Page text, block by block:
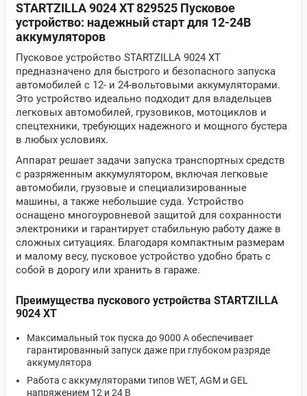
STARTZILLA 9024 XT 829525 Пусковое
устройство: надежный старт для 12-24В
аккумуляторов
Пусковое устройство STARTZILLA 9024 XT
предназначено для быстрого и безопасного запуска
автомобилей с 12- и 24-вольтовыми аккумуляторами.
Это устройство идеально подходит для владельцев
легковых автомобилей, грузовиков, мотоциклов и
спецтехники, требующих надежного и мощного бустера
в любых условиях.
Аппарат решает задачи запуска транспортных средств
с разряженным аккумулятором, включая легковые
автомобили, грузовые и специализированные
машины, а также небольшие суда. Устройство
оснащено многоуровневой защитой для сохранности
электроники и гарантирует стабильную работу даже в
сложных ситуациях. Благодаря компактным размерам
и малому весу, пусковое устройство удобно брать с
собой в дорогу или хранить в гараже.
Преимущества пускового устройства STARTZILLA
9024 XT
Максимальный ток пуска до 9000 А обеспечивает
гарантированный запуск даже при глубоком разряде
аккумулятора
Работа с аккумуляторами типов WET, AGM и GEL
напряжением 12 и 24 В